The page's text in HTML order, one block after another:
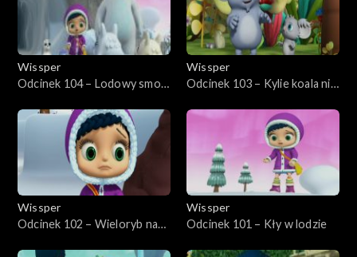
Wissper
Odcinek 104 – Lodowy smok
Wissper
Odcinek 103 – Kylie koala nie
Wissper
Odcinek 102 – Wieloryb na
Wissper
Odcinek 101 – Kły w lodzie